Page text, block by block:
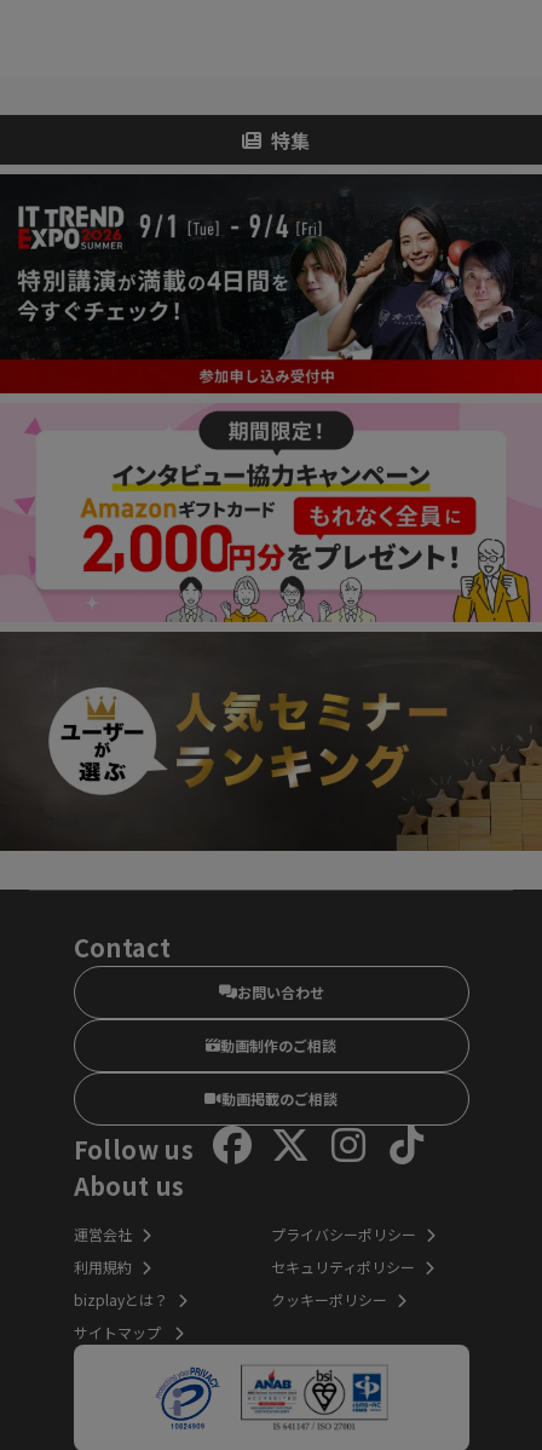
特集
Contact
お問い合わせ
動画制作のご相談
動画掲載のご相談
Follow us
About us
運営会社
利用規約
bizplayとは？
サイトマップ
プライバシーポリシー
セキュリティポリシー
クッキーポリシー